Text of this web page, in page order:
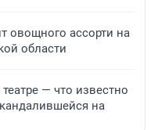
овощного ассорти на
области
— что известно
на